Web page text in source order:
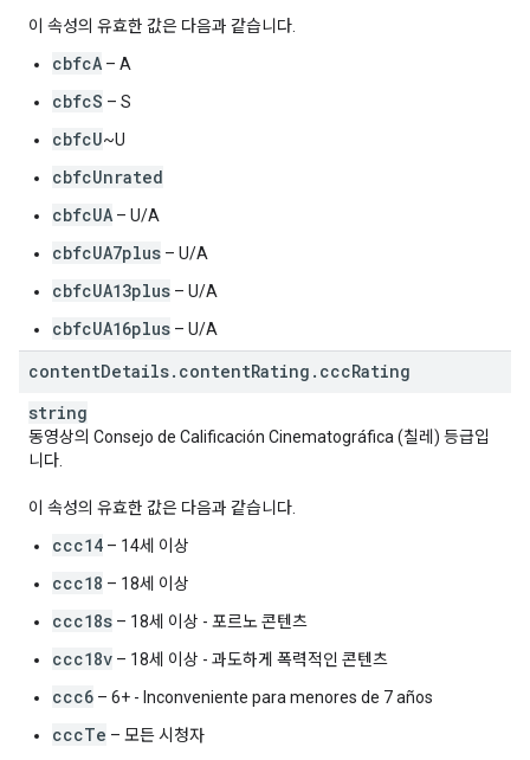
이 속성의 유효한 값은 다음과 같습니다.
cbfcA – A
cbfcS – S
cbfcU~U
cbfcUnrated
cbfcUA – U/A
cbfcUA7plus – U/A
cbfcUA13plus – U/A
cbfcUA16plus – U/A
contentDetails. contentRating . cccRating
string
동영상의 Consejo de Calificación Cinematográfica (칠레) 등급입
니다.
이 속성의 유효한 값은 다음과 같습니다.
ccc14 – 14세 이상
ccc18 – 18세 이상
ccc18s – 18세 이상 - 포르노 콘텐츠
ccc18v – 18세 이상 - 과도하게 폭력적인 콘텐츠
ccc6 – 6+ - Inconveniente para menores de 7 años
cccTe – 모든 시청자